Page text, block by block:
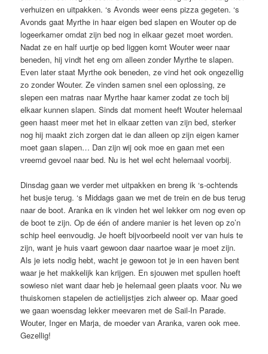
verhuizen en uitpakken. ‘s Avonds weer eens pizza gegeten. ‘s
Avonds gaat Myrthe in haar eigen bed slapen en Wouter op de
logeerkamer omdat zijn bed nog in elkaar gezet moet worden.
Nadat ze en half uurtje op bed liggen komt Wouter weer naar
beneden, hij vindt het eng om alleen zonder Myrthe te slapen.
Even later staat Myrthe ook beneden, ze vind het ook ongezellig
zo zonder Wouter. Ze vinden samen snel een oplossing, ze
slepen een matras naar Myrthe haar kamer zodat ze toch bij
elkaar kunnen slapen. Sinds dat moment heeft Wouter helemaal
geen haast meer met het in elkaar zetten van zijn bed, sterker
nog hij maakt zich zorgen dat ie dan alleen op zijn eigen kamer
moet gaan slapen… Dan zijn wij ook moe en gaan met een
vreemd gevoel naar bed. Nu is het wel echt helemaal voorbij.
Dinsdag gaan we verder met uitpakken en breng ik ‘s-ochtends
het busje terug. ‘s Middags gaan we met de trein en de bus terug
naar de boot. Aranka en ik vinden het wel lekker om nog even op
de boot te zijn. Op de één of andere manier is het leven op zo’n
schip heel eenvoudig. Je hoeft bijvoorbeeld nooit ver van huis te
zijn, want je huis vaart gewoon daar naartoe waar je moet zijn.
Als je iets nodig hebt, wacht je gewoon tot je in een haven bent
waar je het makkelijk kan krijgen. En sjouwen met spullen hoeft
sowieso niet want daar heb je helemaal geen plaats voor. Nu we
thuiskomen stapelen de actielijstjes zich alweer op. Maar goed
we gaan woensdag lekker meevaren met de Sail-In Parade.
Wouter, Inger en Marja, de moeder van Aranka, varen ook mee.
Gezellig!